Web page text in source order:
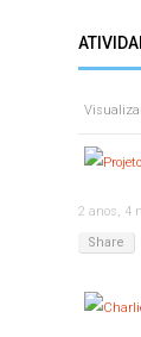
2 anos, 4
Share